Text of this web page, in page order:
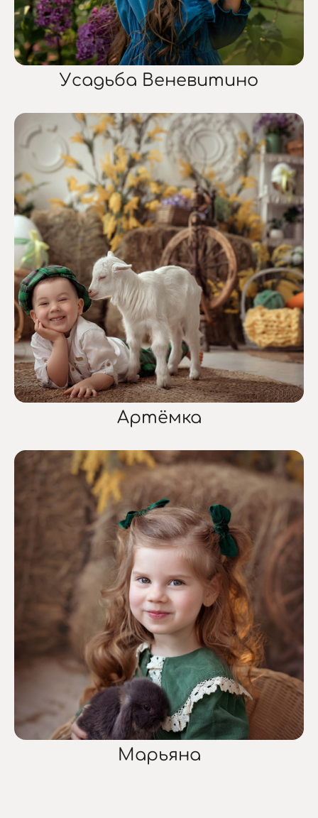
Усадьба Веневитино
Артёмка
Марьяна